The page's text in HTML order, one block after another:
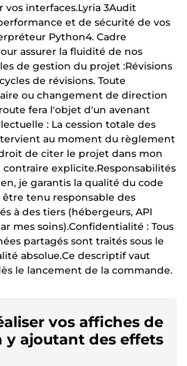
vos interfaces.Lyria 3Audit
et de sécurité de vos
Python4. Cadre
assurer la fluidité de nos
de gestion du projet :Révisions
de révisions. Toute
ou changement de direction
fera l'objet d'un avenant
: La cession totale des
au moment du règlement
de citer le projet dans mon
explicite.Responsabilités
je garantis la qualité du code
tenu responsable des
à des tiers (hébergeurs, API
mes soins).Confidentialité : Tous
partagés sont traités sous le
absolue.Ce descriptif vaut
le lancement de la commande.
vos affiches de
y ajoutant des effets